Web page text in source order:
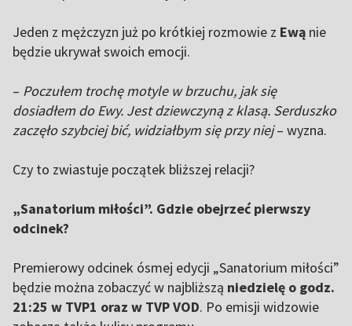
Jeden z mężczyzn już po krótkiej rozmowie z Ewą nie
będzie ukrywał swoich emocji.
– Poczułem trochę motyle w brzuchu, jak się
dosiadłem do Ewy. Jest dziewczyną z klasą. Serduszko
zaczęło szybciej bić, widziałbym się przy niej– wyzna.
Czy to zwiastuje początek bliższej relacji?
„Sanatorium miłości”. Gdzie obejrzeć pierwszy
odcinek?
Premierowy odcinek ósmej edycji „Sanatorium miłości”
będzie można zobaczyć w najbliższą niedzielę o godz.
21:25 w TVP1 oraz w TVP VOD. Po emisji widzowie